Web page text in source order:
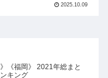
2025.10.09
《福岡》 2021年総まと
キング